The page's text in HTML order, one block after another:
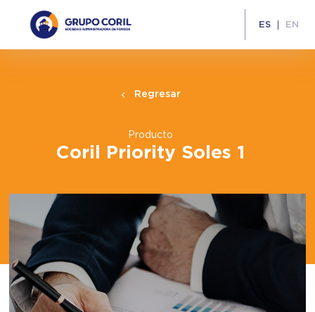
ES EN
Regresar
Producto
Coril Priority Soles 1